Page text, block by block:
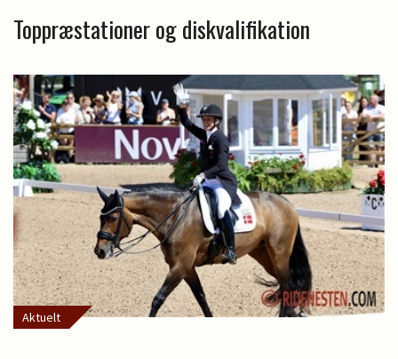
Toppræstationer og diskvalifikation
Aktuelt